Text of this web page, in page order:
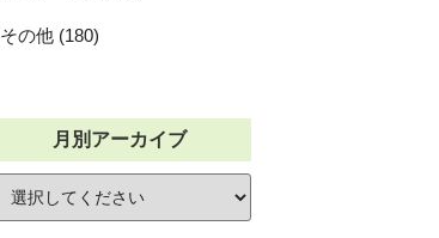
その他 (180)
月別アーカイブ